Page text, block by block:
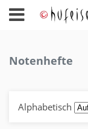
Notenhefte
Alphabetisch